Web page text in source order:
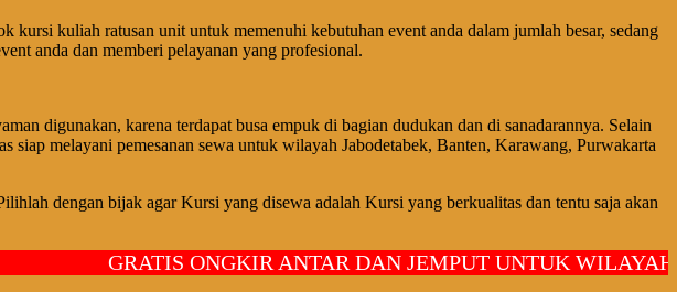
kuliah ratusan unit untuk memenuhi kebutuhan event anda dalam jumlah besar, sedang
anda dan memberi pelayanan yang profesional.
digunakan, karena terdapat busa empuk di bagian dudukan dan di sanadarannya. Selain
melayani pemesanan sewa untuk wilayah Jabodetabek, Banten, Karawang, Purwakarta
dengan bijak agar Kursi yang disewa adalah Kursi yang berkualitas dan tentu saja akan
GRATIS ONGKIR ANTAR DAN JEMPUT UNTUK WILAYAH